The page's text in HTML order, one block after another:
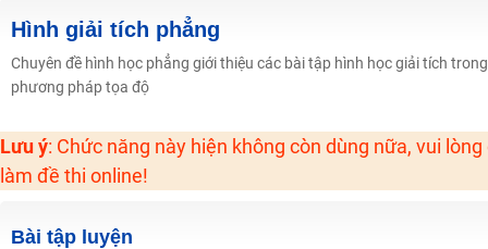
2K6! Lộ Trình Sun 2024 - Ba bước luyện thi TN THPT - ĐH ít nhất 25 điểm
Hot! Lễ hội đồng giá 449K - 499K toàn bộ khoá học tại Tuyensinh247
Khuyến Mãi Khoá Học 1K Chỉ Từ 11-13/09/2024
Khai giảng các khóa lớp 9 Toán - Lý - Hóa - Văn - Anh năm 2018
Khai giảng khóa Ngữ văn 7 - xây nền vững chắc cho tương lai!
Hình giải tích phẳng
Chuyên đề hình học phẳng giới thiệu các bài tập hình học giải tích
phương pháp tọa độ
Lưu ý: Chức năng này hiện không còn dùng nữa, vui
làm đề thi online!
Bài tập luyện